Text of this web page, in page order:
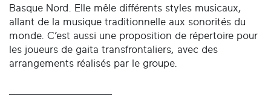
Basque Nord. Elle mêle différents styles musicaux,
allant de la musique traditionnelle aux sonorités du
monde. C’est aussi une proposition de répertoire pour
les joueurs de gaita transfrontaliers, avec des
arrangements réalisés par le groupe.